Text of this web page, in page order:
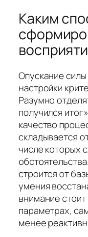
Каким
Опускание
настройки
Разумно
получился
качество
складывается
числе которых
строится от
умения
внимание
параметрах,
менее